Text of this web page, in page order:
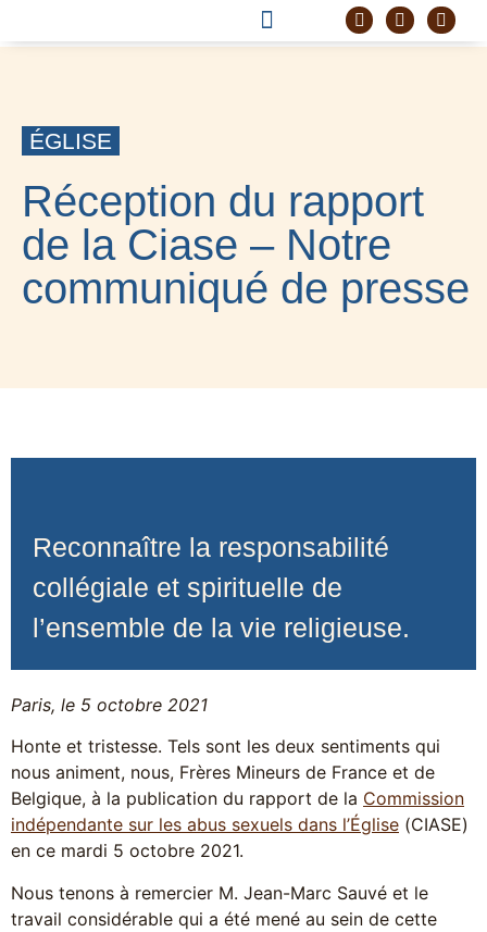
ÉGLISE
Réception du rapport
de la Ciase – Notre
communiqué de presse
Reconnaître la responsabilité
collégiale et spirituelle de
l’ensemble de la vie religieuse.
Paris, le 5 octobre 2021
Honte et tristesse. Tels sont les deux sentiments qui
nous animent, nous, Frères Mineurs de France et de
Belgique, à la publication du rapport de la Commission
indépendante sur les abus sexuels dans l’Église (CIASE)
en ce mardi 5 octobre 2021.
Nous tenons à remercier M. Jean-Marc Sauvé et le
travail considérable qui a été mené au sein de cette